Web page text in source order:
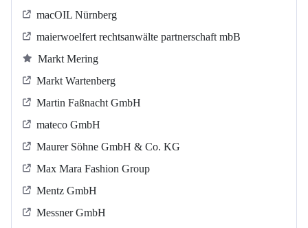
macOIL Nürnberg
maierwoelfert rechtsanwälte partnerschaft mbB
Markt Mering
Markt Wartenberg
Martin Faßnacht GmbH
mateco GmbH
Maurer Söhne GmbH & Co. KG
Max Mara Fashion Group
Mentz GmbH
Messner GmbH